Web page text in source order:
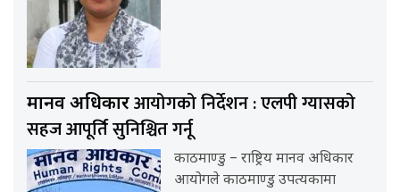
मानव अधिकारआयोगको निर्देशन : एलपी ग्यासको
सहज आपूर्ति सुनिश्चित गर्नू
काठमाण्डु – राष्ट्रिय मानव अधिकार
आयोगले काठमाण्डु उपत्यकामा